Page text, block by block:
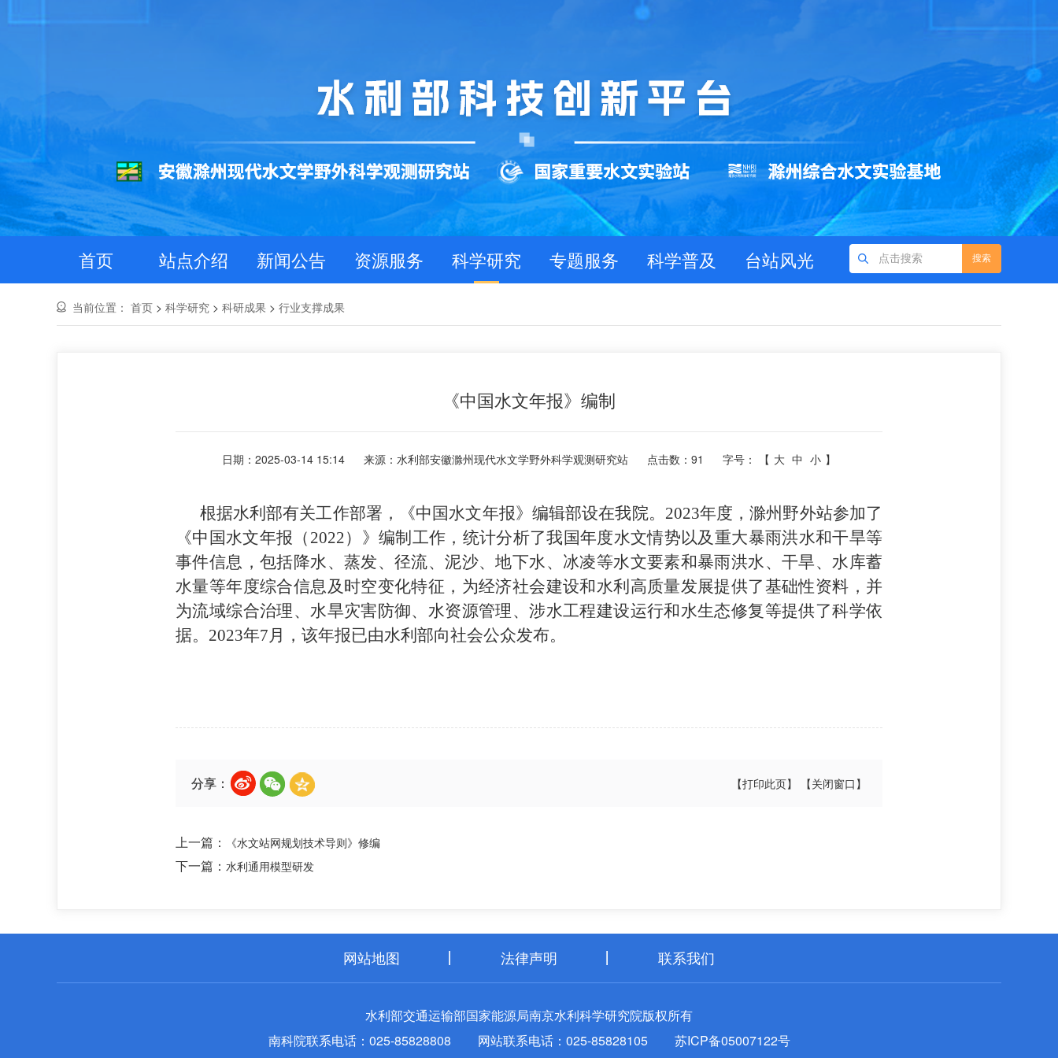
首页 站点介绍 新闻公告 资源服务 科学研究 专题服务 科学普及 台站风光
当前位置： 首页 > 科学研究 > 科研成果 > 行业支撑成果
《中国水文年报》编制
日期：2025-03-14 15:14 来源：水利部安徽滁州现代水文学野外科学观测研究站 点击数： 91 字号： 【 大 中 小 】
根据水利部有关工作部署，《中国水文年报》编辑部设在我院。2023年度，滁州野外站参加了
《中国水文年报（2022）》编制工作，统计分析了我国年度水文情势以及重大暴雨洪水和干旱等
事件信息，包括降水、蒸发、径流、泥沙、地下水、冰凌等水文要素和暴雨洪水、干旱、水库蓄
水量等年度综合信息及时空变化特征，为经济社会建设和水利高质量发展提供了基础性资料，并
为流域综合治理、水旱灾害防御、水资源管理、涉水工程建设运行和水生态修复等提供了科学依
据。2023年7月，该年报已由水利部向社会公众发布。
分享： 【打印此页】 【关闭窗口】
上一篇： 《水文站网规划技术导则》修编
下一篇： 水利通用模型研发
网站地图 法律声明 联系我们
水利部交通运输部国家能源局南京水利科学研究院版权所有
南科院联系电话：025-85828808
网站联系电话：025-85828105
苏ICP备05007122号